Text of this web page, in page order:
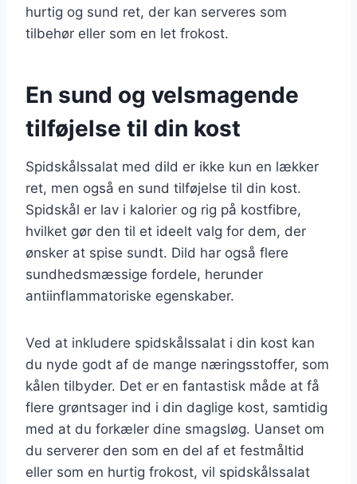
hurtig og sund ret, der kan serveres som
tilbehør eller som en let frokost.
En sund og velsmagende
tilføjelse til din kost
Spidskålssalat med dild er ikke kun en lækker
ret, men også en sund tilføjelse til din kost.
Spidskål er lav i kalorier og rig på kostfibre,
hvilket gør den til et ideelt valg for dem, der
ønsker at spise sundt. Dild har også flere
sundhedsmæssige fordele, herunder
antiinflammatoriske egenskaber.
Ved at inkludere spidskålssalat i din kost kan
du nyde godt af de mange næringsstoffer, som
kålen tilbyder. Det er en fantastisk måde at få
flere grøntsager ind i din daglige kost, samtidig
med at du forkæler dine smagsløg. Uanset om
du serverer den som en del af et festmåltid
eller som en hurtig frokost, vil spidskålssalat